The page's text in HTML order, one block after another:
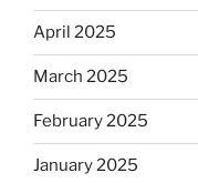
April 2025
March 2025
February 2025
January 2025